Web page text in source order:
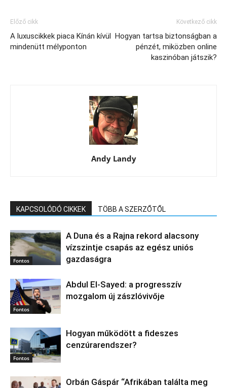
Előző cikk
A luxuscikkek piaca Kínán kívül
mindenütt mélyponton
Következő cikk
Hogyan tartsa biztonságban a
pénzét, miközben online
kaszinóban játszik?
Andy Landy
KAPCSOLÓDÓ CIKKEK TÖBB A SZERZŐTŐL
Fontos
A Duna és a Rajna rekord alacsony
vízszintje csapás az egész uniós
gazdaságra
Fontos
Abdul El‑Sayed: a progresszív
mozgalom új zászlóvivője
Fontos
Hogyan működött a fideszes
cenzúrarendszer?
Orbán Gáspár “Afrikában találta meg